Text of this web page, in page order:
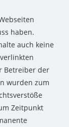
haben.
auch keine
Betreiber der
wurden zum
Zeitpunkt